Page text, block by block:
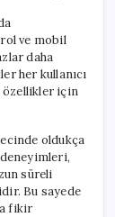
ve mobil
daha
her kullanıcı
özellikler için
oldukça
süreli
Bu sayede
fikir